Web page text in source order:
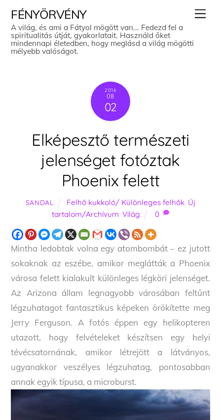
content
FÉNYÖRVÉNY
A világ, és ami a Fátyol mögött van... Fedezd fel a
spiritualitás útját, gyakorlatait. Használd őket
mindennapi életedben, hogy meglásd a világ mögötti
mélyebb valóságot.
2016
08
02
Elképesztő természeti
jelenséget fotóztak
Phoenix felett
SANDAL Felhő kukkoló/ Különleges felhők Új
tartalom/Archívum Világ 0
Mintha ledobtak volna egy atombombát – ez jutott
sokaknak az eszébe, amikor meglátták a Phoenix
városa felett kialakult különleges légköri jelenséget.
Az Arizona állam legnagyobb városában feltűnt
légzuhatagot fantasztikus képeken örökítette meg
Jerry Ferguson. A fotós éppen egy helikopteren
utazott, hogy felvételeket készítsen egy helyi
tévécsatornának, amikor létrejött a látványos,
ugyanakkor veszélyes légzuhatag, pontosabban
annak egyik típusa, a microburst.